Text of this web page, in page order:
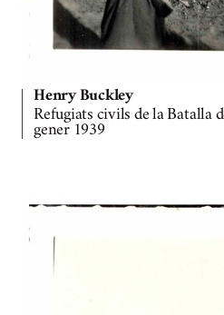
Henry Buckley
Refugiats civils de la Batalla
gener 1939